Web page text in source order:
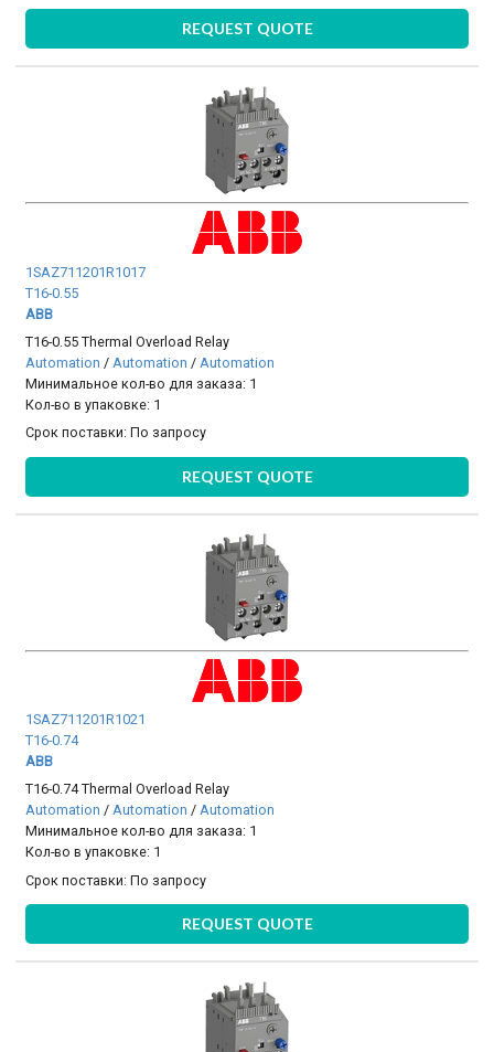
REQUEST QUOTE
1SAZ711201R1017
T16-0.55
ABB
T16-0.55 Thermal Overload Relay
Automation /Automation /Automation
Минимальное кол-во для заказа: 1
Кол-во в упаковке: 1
Срок поставки:По запросу
REQUEST QUOTE
1SAZ711201R1021
T16-0.74
ABB
T16-0.74 Thermal Overload Relay
Automation /Automation /Automation
Минимальное кол-во для заказа: 1
Кол-во в упаковке: 1
Срок поставки:По запросу
REQUEST QUOTE